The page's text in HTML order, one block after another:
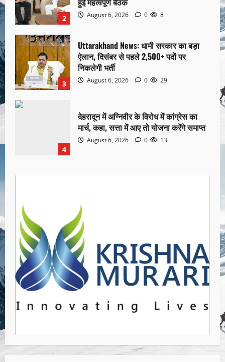
2 August 6, 2026 0 8
3
Uttarakhand News: धामी सरकार का बड़ा
ऐलान, दिसंबर से पहले 2,500+ पदों पर
निकलेगी भर्ती
August 6, 2026 0 29
4
देहरादून में अग्निवीर के विरोध में कांग्रेस का
मार्च, कहा, सत्ता में आए तो योजना करेंगे समाप्त
August 6, 2026 0 13